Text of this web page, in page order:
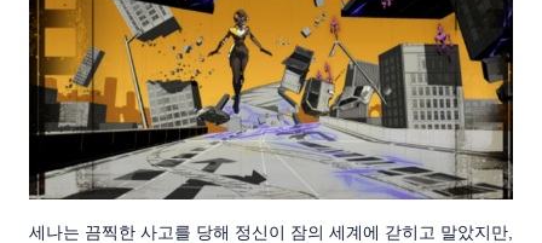
세나는 끔찍한 사고를 당해 정신이 잠의 세계에 갇히고 말았지만,